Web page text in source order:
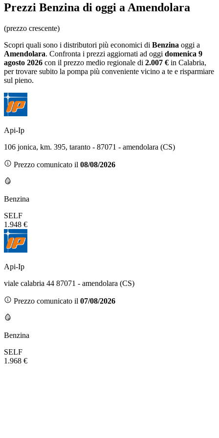
Prezzi Benzina di oggi a Amendolara
(prezzo crescente)
Scopri quali sono i distributori più economici di Benzina oggi a
Amendolara. Confronta i prezzi aggiornati ad oggi domenica 9
agosto 2026 con il prezzo medio regionale di 2.007 € in Calabria,
per trovare subito la pompa più conveniente vicino a te e risparmiare
sul pieno.
Api-Ip
106 jonica, km. 395, taranto - 87071 - amendolara (CS)
Prezzo comunicato il 08/08/2026
Benzina
SELF
1.948 €
Api-Ip
viale calabria 44 87071 - amendolara (CS)
Prezzo comunicato il 07/08/2026
Benzina
SELF
1.968 €